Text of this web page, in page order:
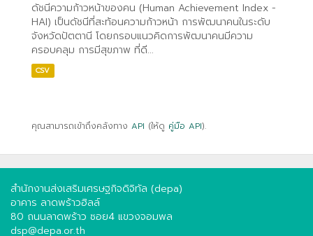
ดัชนีความก้าวหน้าของคน (Human Achievement Index -
HAI) เป็นดัชนีที่สะท้อนความก้าวหน้า การพัฒนาคนในระดับ
จังหวัดปัตตานี โดยกรอบแนวคิดการพัฒนาคนมีความ
ครอบคลุม การมีสุขภาพ ที่ดี...
CSV
คุณสามารถเข้าถึงคลังทาง API (ให้ดู คู่มือ API).
สำนักงานส่งเสริมเศรษฐกิจดิจิทัล (depa)
อาคาร ลาดพร้าวฮิลล์
80 ถนนลาดพร้าว ซอย4 แขวงจอมพล
dsp@depa.or.th